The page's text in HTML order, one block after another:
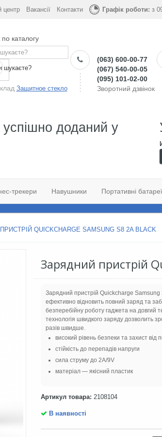
центр Вакансії Контакти Графік роботи: з
каталогу
шукаєте?
Защитное стекло
(063) 600-00-77
(067) 540-00-05
(095) 101-02-00
Зворотний дзвінок
доданий у
трекери Навушники Портативні батареї
QUICKCHARGE SAMSUNG S8 2A BLACK
Зарядний пристрій
Зарядний пристрій Quickcharge Samsung
ефективно відновить повний заряд та
безперебійну роботу гаджета на довгий
технологія швидкого заряду дозволить
разів швидше.
високий рівень безпеки та захист від
стійкість до перепадів напруги
сила струму до 2A/9V
матеріал — якісний пластик
Артикул товара: 2108104
В наявності